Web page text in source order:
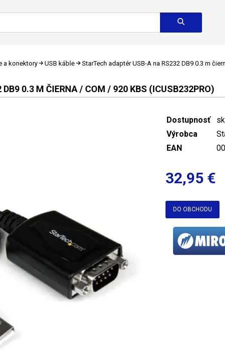
a konektory USB káble StarTech adaptér USB-A na RS232 DB9 0.3 m
0.3 M ČIERNA / COM / 920 KBS (ICUSB232PRO)
Dostupnosť
Výrobca
EAN
32,95 €
DO OBCHODU